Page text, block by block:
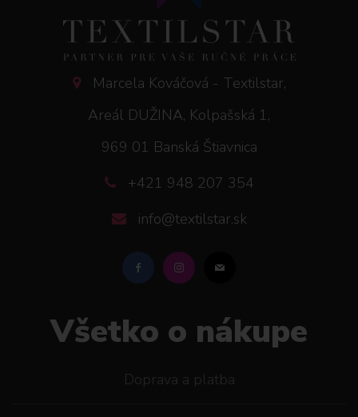
Marcela Kováčová - Textilstar,
Areál DUŽINA, Kolpašská 1,
969 01 Banská Štiavnica
+421 948 207 354
info@textilstar.sk
Všetko o nákupe
Doprava a platba